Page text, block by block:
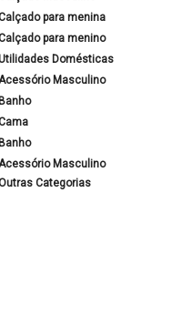
para menina
para menino
Domésticas
Masculino
Masculino
Categorias